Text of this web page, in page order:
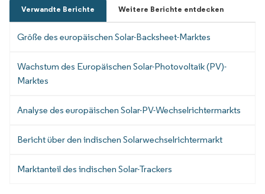
Verwandte Berichte Weitere Berichte entdecken
Größe des europäischen Solar-Backsheet-Marktes
Wachstum des Europäischen Solar-Photovoltaik (PV)-
Marktes
Analyse des europäischen Solar-PV-Wechselrichtermarkts
Bericht über den indischen Solarwechselrichtermarkt
Marktanteil des indischen Solar-Trackers